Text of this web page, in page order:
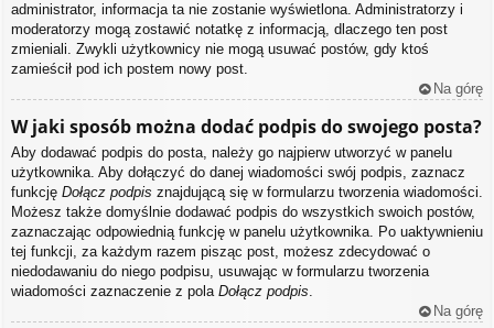
administrator, informacja ta nie zostanie wyświetlona. Administratorzy i
moderatorzy mogą zostawić notatkę z informacją, dlaczego ten post
zmieniali. Zwykli użytkownicy nie mogą usuwać postów, gdy ktoś
zamieścił pod ich postem nowy post.
Na górę
W jaki sposób można dodać podpis do swojego posta?
Aby dodawać podpis do posta, należy go najpierw utworzyć w panelu
użytkownika. Aby dołączyć do danej wiadomości swój podpis, zaznacz
funkcję Dołącz podpis znajdującą się w formularzu tworzenia wiadomości.
Możesz także domyślnie dodawać podpis do wszystkich swoich postów,
zaznaczając odpowiednią funkcję w panelu użytkownika. Po uaktywnieniu
tej funkcji, za każdym razem pisząc post, możesz zdecydować o
niedodawaniu do niego podpisu, usuwając w formularzu tworzenia
wiadomości zaznaczenie z pola Dołącz podpis.
Na górę